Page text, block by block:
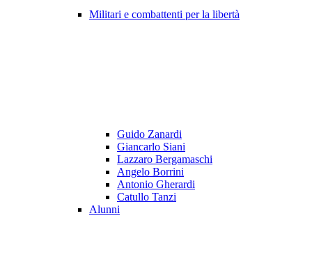
Militari e combattenti per la libertà
Guido Zanardi
Giancarlo Siani
Lazzaro Bergamaschi
Angelo Borrini
Antonio Gherardi
Catullo Tanzi
Alunni